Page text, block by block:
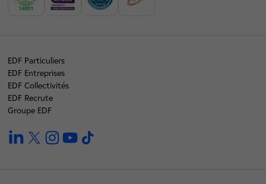
EDF Particuliers
EDF Entreprises
EDF Collectivités
EDF Recrute
Groupe EDF
linkedintwitterinstagramyoutube